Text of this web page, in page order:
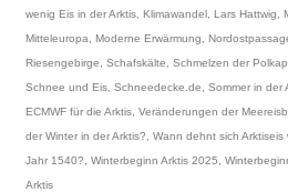
wenig Eis in der Arktis, Klimawandel, Lars Hattwig
Mitteleuropa
Moderne Erwärmung
Riesengebirge
Schafskälte Schmelzen der
Schnee und Eis, Schneedecke.de Sommer in der
ECMWF für die Arktis, Veränderungen der
der Winter in der Arktis?
Wann dehnt sich Arktiseis
Jahr 1540?
Winterbeginn Arktis 2025
Arktis